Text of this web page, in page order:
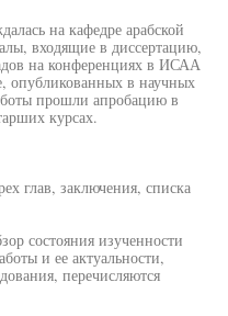
на кафедре арабской
входящие в диссертацию,
на конференциях в ИСАА
опубликованных в научных
прошли апробацию в
курсах.
глав, заключения, списка
состояния изученности
и ее актуальности,
перечисляются